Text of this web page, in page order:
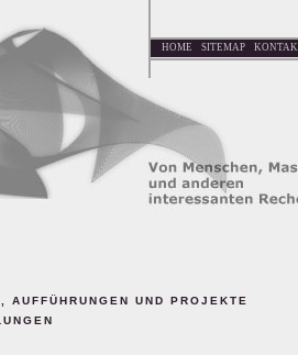
HOME SITEMAP
AUFFÜHRUNGEN UND PROJEKTE